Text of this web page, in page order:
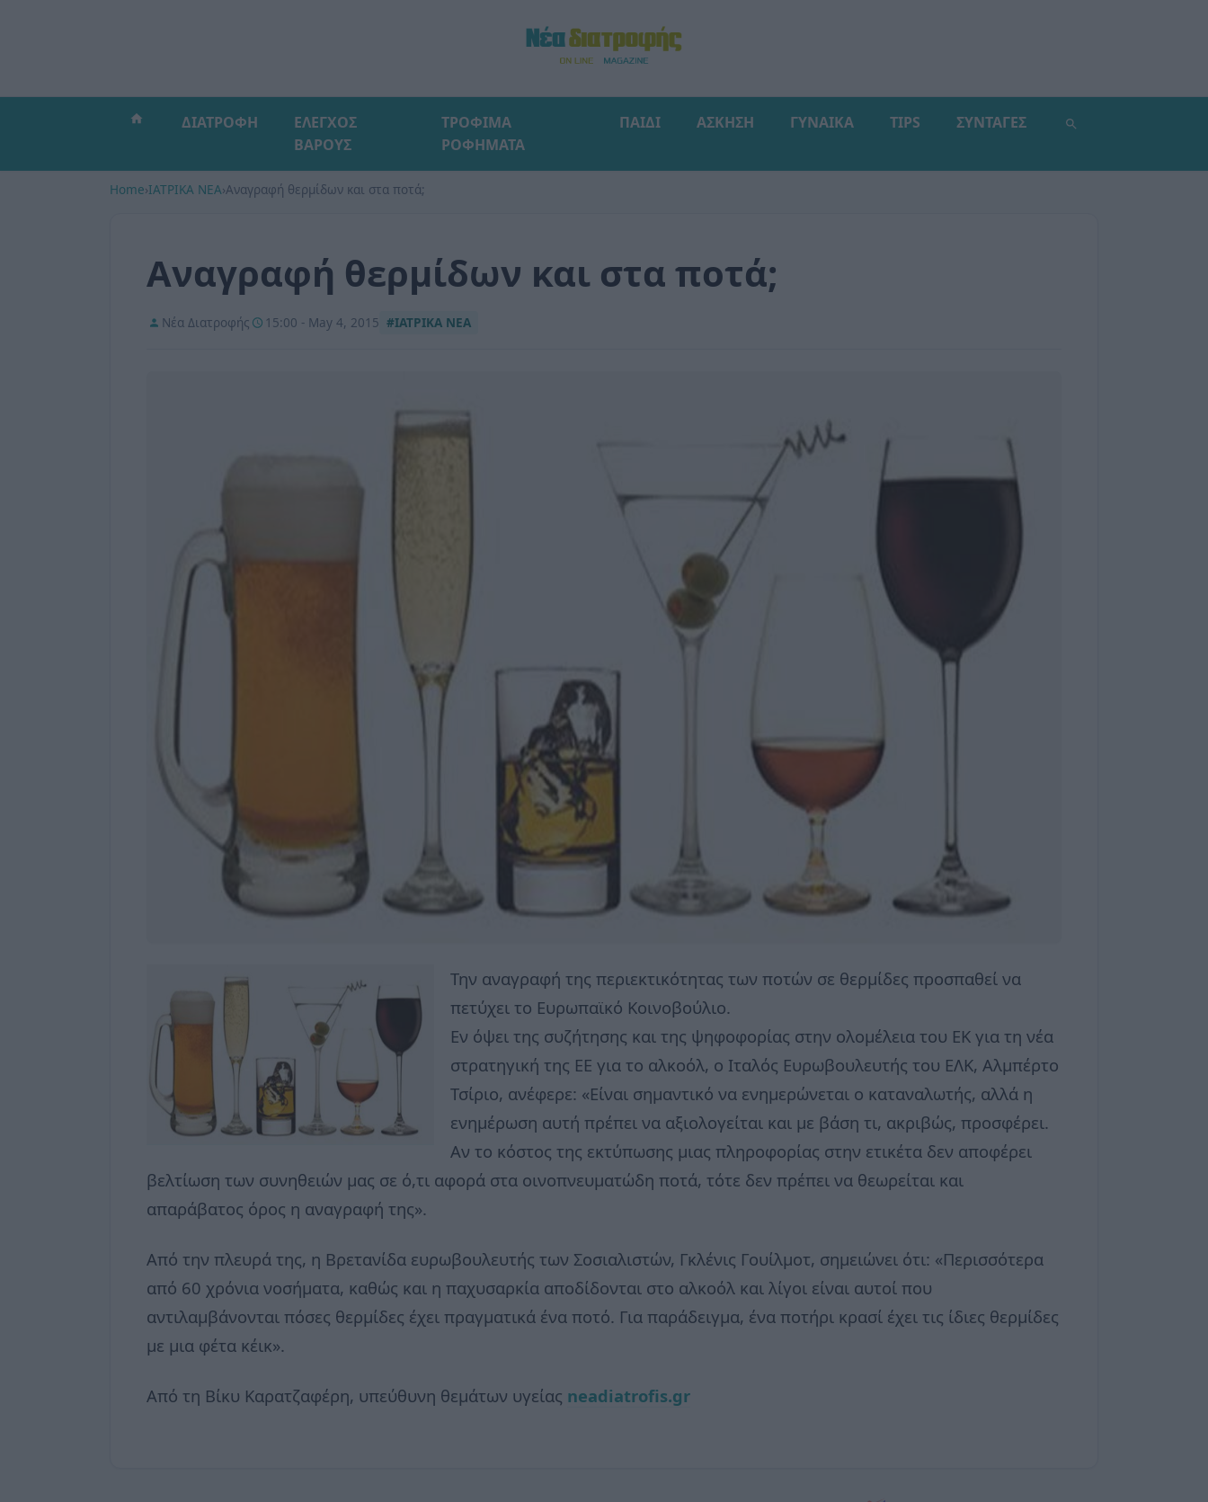
ΔΙΑΤΡΟΦΗ
ΕΛΕΓΧΟΣ
ΒΑΡΟΥΣ
ΤΡΟΦΙΜΑ
ΡΟΦΗΜΑΤΑ
ΠΑΙΔΙ ΑΣΚΗΣΗ ΓΥΝΑΙΚΑ TIPS ΣΥΝΤΑΓΕΣ
Home›ΙΑΤΡΙΚΑ ΝΕΑ›Αναγραφή θερμίδων και στα ποτά;
Αναγραφή θερμίδων και στα ποτά;
Νέα Διατροφής 15:00 - May 4, 2015 #ΙΑΤΡΙΚΑ ΝΕΑ
Την αναγραφή της περιεκτικότητας των ποτών σε θερμίδες προσπαθεί να
πετύχει το Ευρωπαϊκό Κοινοβούλιο.
Εν όψει της συζήτησης και της ψηφοφορίας στην ολομέλεια του ΕΚ για τη νέα
στρατηγική της ΕΕ για το αλκοόλ, ο Ιταλός Ευρωβουλευτής του ΕΛΚ, Αλμπέρτο
Τσίριο, ανέφερε: «Είναι σημαντικό να ενημερώνεται ο καταναλωτής, αλλά η
ενημέρωση αυτή πρέπει να αξιολογείται και με βάση τι, ακριβώς, προσφέρει.
Αν το κόστος της εκτύπωσης μιας πληροφορίας στην ετικέτα δεν αποφέρει
βελτίωση των συνηθειών μας σε ό,τι αφορά στα οινοπνευματώδη ποτά, τότε δεν πρέπει να θεωρείται και
απαράβατος όρος η αναγραφή της».
Από την πλευρά της, η Βρετανίδα ευρωβουλευτής των Σοσιαλιστών, Γκλένις Γουίλμοτ, σημειώνει ότι: «Περισσότερα
από 60 χρόνια νοσήματα, καθώς και η παχυσαρκία αποδίδονται στο αλκοόλ και λίγοι είναι αυτοί που
αντιλαμβάνονται πόσες θερμίδες έχει πραγματικά ένα ποτό. Για παράδειγμα, ένα ποτήρι κρασί έχει τις ίδιες θερμίδες
με μια φέτα κέικ».
Από τη Βίκυ Καρατζαφέρη, υπεύθυνη θεμάτων υγείας neadiatrofis.gr